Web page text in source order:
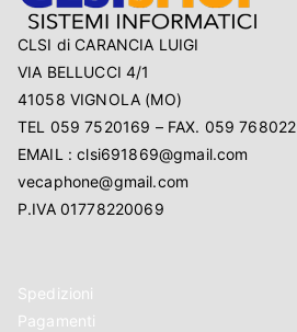
CLSI di CARANCIA LUIGI
VIA BELLUCCI 4/1
41058 VIGNOLA (MO)
TEL 059 7520169 – FAX. 059 768022
EMAIL : clsi691869@gmail.com
vecaphone@gmail.com
P.IVA 01778220069
Spedizioni
Pagamenti